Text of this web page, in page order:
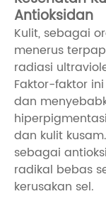
Antioksidan
Kulit, sebagai
menerus
radiasi
Faktor-faktor
dan
dan kulit
sebagai
radikal bebas
kerusakan sel.